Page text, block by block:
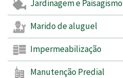
Jardinagem e Paisagismo
Marido de aluguel
Impermeabilização
Manutenção Predial